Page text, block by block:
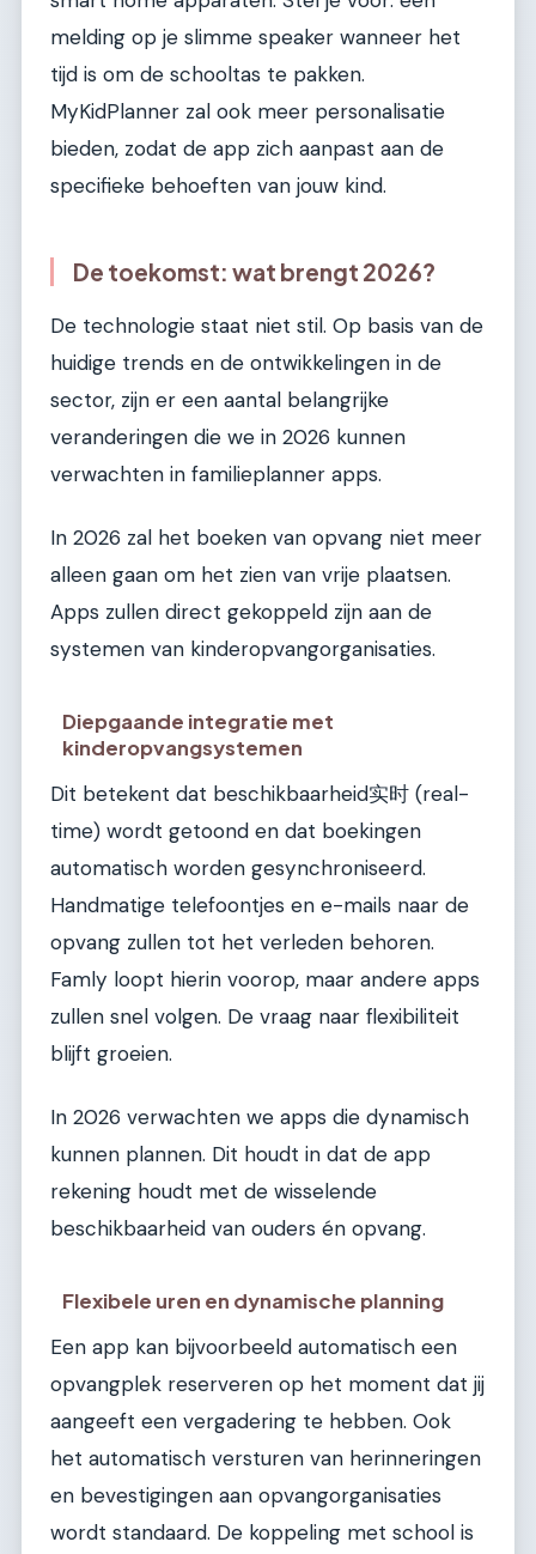
melding op je slimme speaker wanneer het
tijd is om de schooltas te pakken.
MyKidPlanner zal ook meer personalisatie
bieden, zodat de app zich aanpast aan de
specifieke behoeften van jouw kind.
De toekomst: wat brengt 2026?
De technologie staat niet stil. Op basis van de
huidige trends en de ontwikkelingen in de
sector, zijn er een aantal belangrijke
veranderingen die we in 2026 kunnen
verwachten in familieplanner apps.
In 2026 zal het boeken van opvang niet meer
alleen gaan om het zien van vrije plaatsen.
Apps zullen direct gekoppeld zijn aan de
systemen van kinderopvangorganisaties.
Diepgaande integratie met
kinderopvangsystemen
Dit betekent dat beschikbaarheid实时 (real-
time) wordt getoond en dat boekingen
automatisch worden gesynchroniseerd.
Handmatige telefoontjes en e-mails naar de
opvang zullen tot het verleden behoren.
Famly loopt hierin voorop, maar andere apps
zullen snel volgen. De vraag naar flexibiliteit
blijft groeien.
In 2026 verwachten we apps die dynamisch
kunnen plannen. Dit houdt in dat de app
rekening houdt met de wisselende
beschikbaarheid van ouders én opvang.
Flexibele uren en dynamische planning
Een app kan bijvoorbeeld automatisch een
opvangplek reserveren op het moment dat jij
aangeeft een vergadering te hebben. Ook
het automatisch versturen van herinneringen
en bevestigingen aan opvangorganisaties
wordt standaard. De koppeling met school is